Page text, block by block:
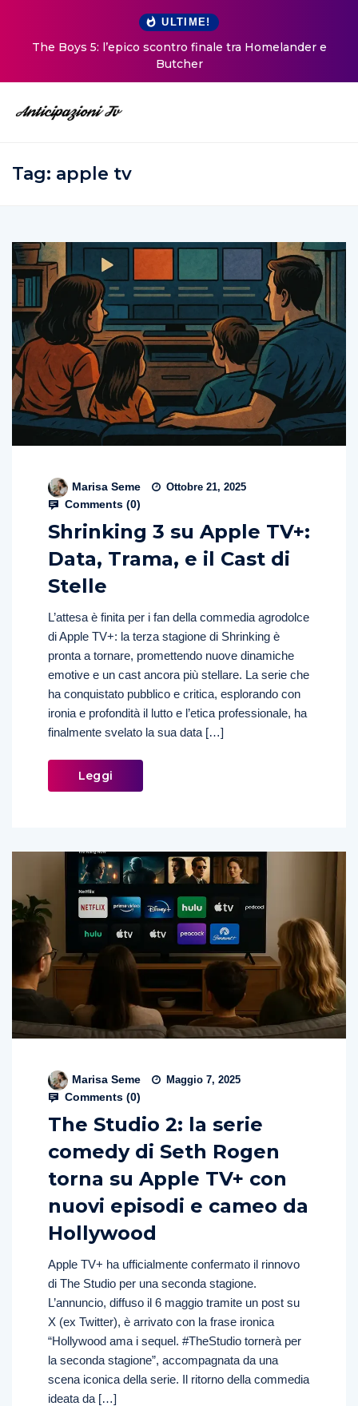
ULTIME!
The Boys 5: l’epico scontro finale tra Homelander e
Butcher
Tag: apple tv
Marisa Seme Ottobre 21, 2025
Comments (0)
Shrinking 3 su Apple TV+:
Data, Trama, e il Cast di
Stelle
L’attesa è finita per i fan della commedia agrodolce
di Apple TV+: la terza stagione di Shrinking è
pronta a tornare, promettendo nuove dinamiche
emotive e un cast ancora più stellare. La serie che
ha conquistato pubblico e critica, esplorando con
ironia e profondità il lutto e l’etica professionale, ha
finalmente svelato la sua data […]
Leggi
Marisa Seme Maggio 7, 2025
Comments (0)
The Studio 2: la serie
comedy di Seth Rogen
torna su Apple TV+ con
nuovi episodi e cameo da
Hollywood
Apple TV+ ha ufficialmente confermato il rinnovo
di The Studio per una seconda stagione.
L’annuncio, diffuso il 6 maggio tramite un post su
X (ex Twitter), è arrivato con la frase ironica
“Hollywood ama i sequel. #TheStudio tornerà per
la seconda stagione”, accompagnata da una
scena iconica della serie. Il ritorno della commedia
ideata da […]